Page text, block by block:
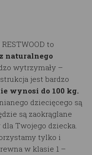
to
z naturalnego
wytrzymały –
jest bardzo
wynosi do 100 kg.
dziecięcego są
są zaokrąglane
Twojego dziecka.
tylko i
w klasie 1 –